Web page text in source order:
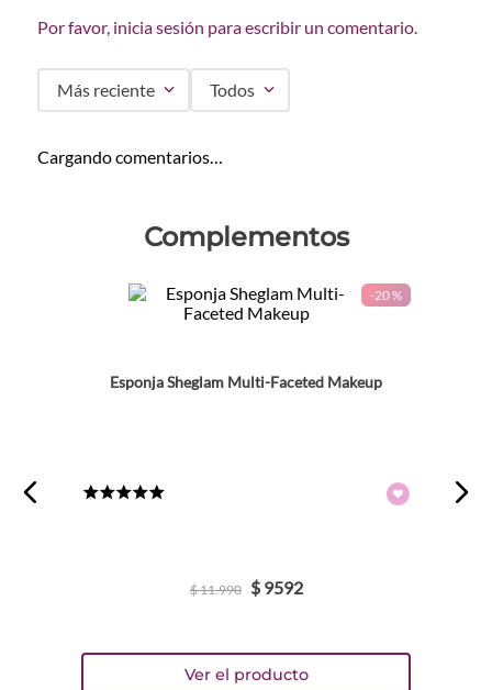
Por favor, inicia sesión para escribir un comentario.
Más reciente Todos
Cargando comentarios…
Complementos
-20 %
Esponja Sheglam Multi-Faceted Makeup
$11.990 $ 9592